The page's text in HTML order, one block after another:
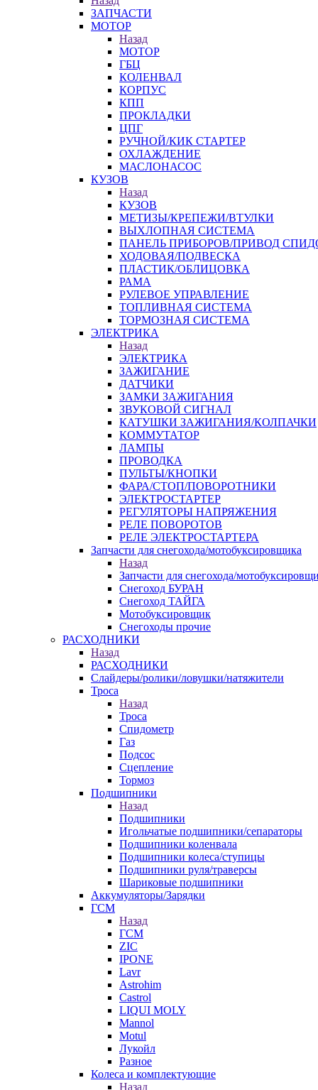
ЗАПЧАСТИ
МОТОР
Назад
МОТОР
ГБЦ
КОЛЕНВАЛ
КОРПУС
КПП
ПРОКЛАДКИ
ЦПГ
РУЧНОЙ/КИК СТАРТЕР
ОХЛАЖДЕНИЕ
МАСЛОНАСОС
КУЗОВ
Назад
КУЗОВ
МЕТИЗЫ/КРЕПЕЖИ/ВТУЛКИ
ВЫХЛОПНАЯ СИСТЕМА
ПАНЕЛЬ ПРИБОРОВ/ПРИВОД
ХОДОВАЯ/ПОДВЕСКА
ПЛАСТИК/ОБЛИЦОВКА
РАМА
РУЛЕВОЕ УПРАВЛЕНИЕ
ТОПЛИВНАЯ СИСТЕМА
ТОРМОЗНАЯ СИСТЕМА
ЭЛЕКТРИКА
Назад
ЭЛЕКТРИКА
ЗАЖИГАНИЕ
ДАТЧИКИ
ЗАМКИ ЗАЖИГАНИЯ
ЗВУКОВОЙ СИГНАЛ
КАТУШКИ ЗАЖИГАНИЯ/КОЛПАЧКИ
КОММУТАТОР
ЛАМПЫ
ПРОВОДКА
ПУЛЬТЫ/КНОПКИ
ФАРА/СТОП/ПОВОРОТНИКИ
ЭЛЕКТРОСТАРТЕР
РЕГУЛЯТОРЫ НАПРЯЖЕНИЯ
РЕЛЕ ПОВОРОТОВ
РЕЛЕ ЭЛЕКТРОСТАРТЕРА
Запчасти для снегохода/мотобуксировщика
Назад
Запчасти для снегохода/
Снегоход БУРАН
Снегоход ТАЙГА
Мотобуксировщик
Снегоходы прочие
РАСХОДНИКИ
Назад
РАСХОДНИКИ
Слайдеры/ролики/ловушки/натяжители
Троса
Назад
Троса
Спидометр
Газ
Подсос
Сцепление
Тормоз
Подшипники
Назад
Подшипники
Игольчатые подшипники/сепараторы
Подшипники коленвала
Подшипники колеса/ступицы
Подшипники руля/траверсы
Шариковые подшипники
Аккумуляторы/Зарядки
ГСМ
Назад
ГСМ
ZIC
IPONE
Lavr
Astrohim
Castrol
LIQUI MOLY
Mannol
Motul
Лукойл
Разное
Колеса и комплектующие
Назад